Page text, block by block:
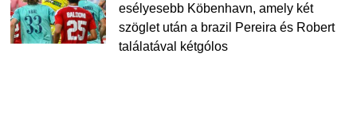
esélyesebb Köbenhavn, amely két
szöglet után a brazil Pereira és Robert
találatával kétgólos